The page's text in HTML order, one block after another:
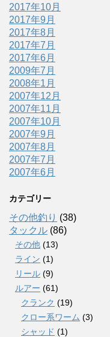
2017年10月
2017年9月
2017年8月
2017年7月
2017年6月
2009年7月
2008年1月
2007年12月
2007年11月
2007年10月
2007年9月
2007年8月
2007年7月
2007年6月
カテゴリー
その他釣り (38)
タックル (86)
その他 (13)
ライン (1)
リール (9)
ルアー (61)
クランク (19)
クロー系ワーム (3)
シャッド (1)